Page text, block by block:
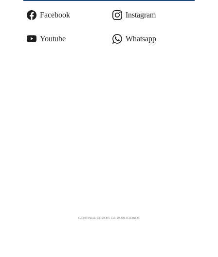
Facebook Instagram
Youtube Whatsapp